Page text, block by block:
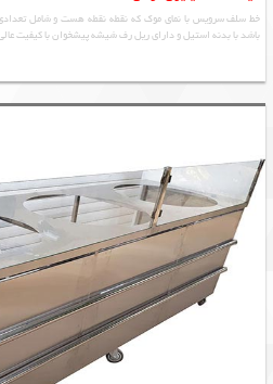
خط سلف سرویس با نمای موک که نقطه نقطه هست و شامل تعدادی
باشد با بدنه استیل و دارای ریل رف شیشه پیشخوان با کیفیت عالی